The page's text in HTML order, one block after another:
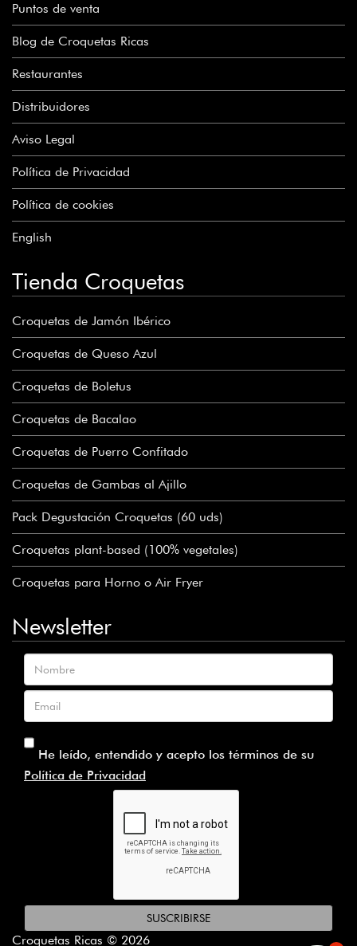
Puntos de venta
Blog de Croquetas Ricas
Restaurantes
Distribuidores
Aviso Legal
Política de Privacidad
Política de cookies
English
Tienda Croquetas
Croquetas de Jamón Ibérico
Croquetas de Queso Azul
Croquetas de Boletus
Croquetas de Bacalao
Croquetas de Puerro Confitado
Croquetas de Gambas al Ajillo
Pack Degustación Croquetas (60 uds)
Croquetas plant-based (100% vegetales)
Croquetas para Horno o Air Fryer
Newsletter
Nombre
Email
He leído, entendido y acepto los términos de su
Política de Privacidad
SUSCRIBIRSE
Croquetas Ricas © 2026